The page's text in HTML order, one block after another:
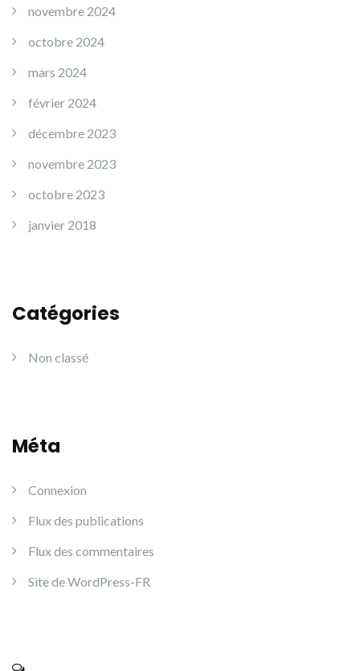
novembre 2024
octobre 2024
mars 2024
février 2024
décembre 2023
novembre 2023
octobre 2023
janvier 2018
Catégories
Non classé
Méta
Connexion
Flux des publications
Flux des commentaires
Site de WordPress-FR